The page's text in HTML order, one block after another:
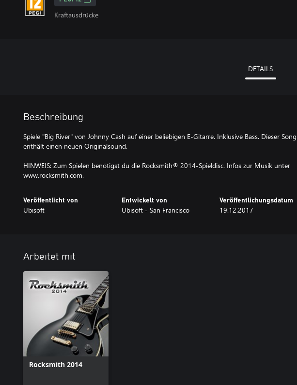
Kraftausdrücke
DETAILS
Beschreibung
Spiele "Big River" von Johnny Cash auf einer beliebigen E-Gitarre. Inklusive Bass. Dieser Song
enthält einen neuen Originalsound.
HINWEIS: Zum Spielen benötigst du die Rocksmith® 2014-Spieldisc. Infos zur Musik unter
www.rocksmith.com.
Veröffentlicht von
Ubisoft
Entwickelt von
Ubisoft - San Francisco
Veröffentlichungsdatum
19.12.2017
Arbeitet mit
Rocksmith 2014